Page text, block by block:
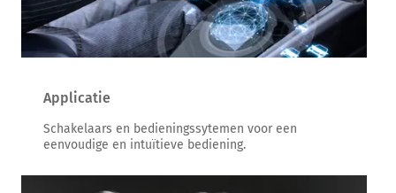
Applicatie
Schakelaars en bedieningssytemen voor een
eenvoudige en intuïtieve bediening.